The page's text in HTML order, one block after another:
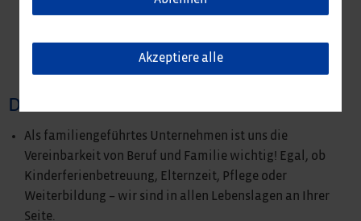
Freude daran, unterschiedliche Technologieteams
Darauf dürfen Sie sich freuen
Als familiengeführtes Unternehmen ist uns die
Vereinbarkeit von Beruf und Familie wichtig! Egal, ob
Kinderferienbetreuung, Elternzeit, Pflege oder
Weiterbildung – wir sind in allen Lebenslagen an Ihrer
Seite.
Akzeptiere alle